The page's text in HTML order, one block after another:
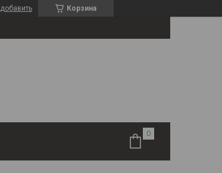
Корзина
добавить